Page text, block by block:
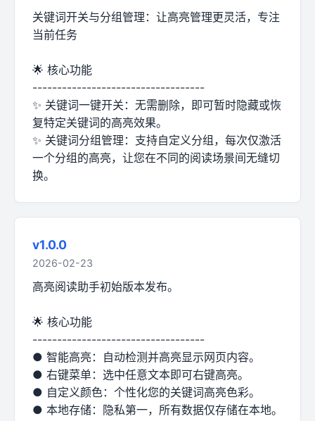
关键词开关与分组管理：让高亮管理更灵活，专注
当前任务
🌟 核心功能
-----------------------------------
✨ 关键词一键开关：无需删除，即可暂时隐藏或恢
复特定关键词的高亮效果。
✨ 关键词分组管理：支持自定义分组，每次仅激活
一个分组的高亮，让您在不同的阅读场景间无缝切
换。
v1.0.0
2026-02-23
高亮阅读助手初始版本发布。
🌟 核心功能
-----------------------------------
● 智能高亮：自动检测并高亮显示网页内容。
● 右键菜单：选中任意文本即可右键高亮。
● 自定义颜色：个性化您的关键词高亮色彩。
● 本地存储：隐私第一，所有数据仅存储在本地。